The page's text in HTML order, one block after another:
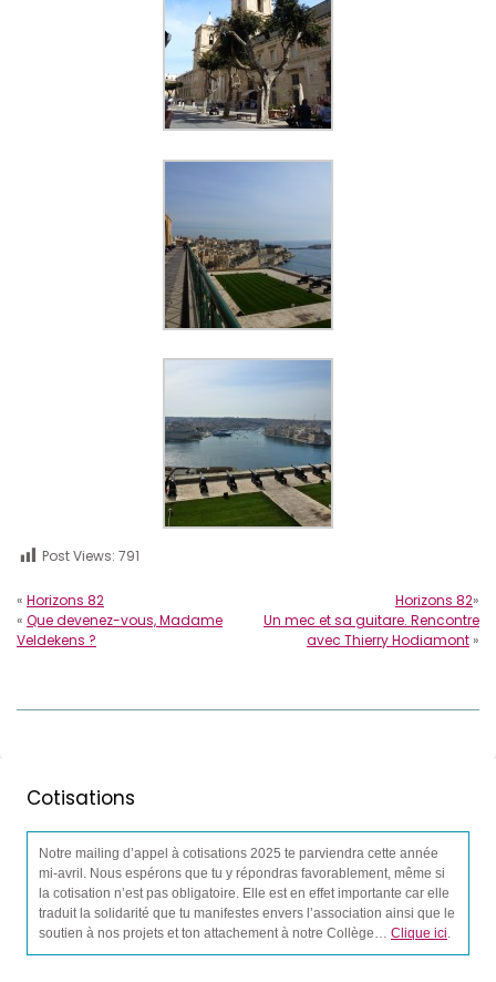
Post Views: 791
« Horizons 82
« Que devenez-vous, Madame
Veldekens ?
Horizons 82»
Un mec et sa guitare. Rencontre
avec Thierry Hodiamont »
Cotisations
Notre mailing d’appel à cotisations 2025 te parviendra cette année
mi-avril. Nous espérons que tu y répondras favorablement, même si
la cotisation n’est pas obligatoire. Elle est en effet importante car elle
traduit la solidarité que tu manifestes envers l’association ainsi que le
soutien à nos projets et ton attachement à notre Collège… Clique ici